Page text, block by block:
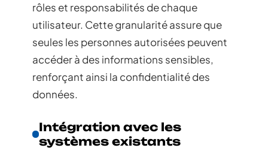
rôles et responsabilités de chaque
utilisateur. Cette granularité assure que
seules les personnes autorisées peuvent
accéder à des informations sensibles,
renforçant ainsi la confidentialité des
données.
Intégration avec les
systèmes existants